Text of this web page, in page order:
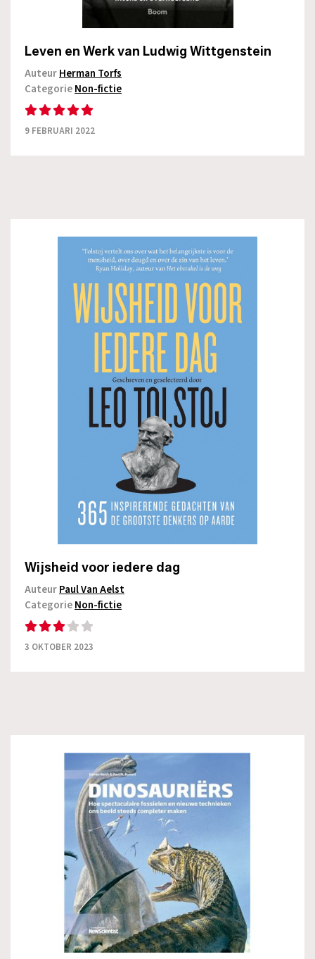
Leven en Werk van Ludwig Wittgenstein
AuteurHerman Torfs
CategorieNon-fictie
9 FEBRUARI 2022
Wijsheid voor iedere dag
AuteurPaul Van Aelst
CategorieNon-fictie
3 OKTOBER 2023